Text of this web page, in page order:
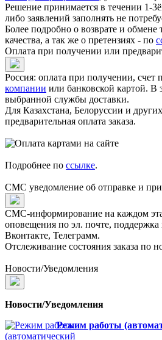
Решение принимается в течении 1-
либо заявлений заполнять не
Более подробно о возврате и обмене
качества, а так же о претензиях - по
Оплата при получении или
Россия: оплата при получении, счет
компании или банковской картой. В
выбранной службы доставки.
Для Казахстана, Белоруссии и
предварительная оплата заказа.
Подробнее по ссылке.
СМС уведомление об отправке и
СМС-информирование на каждом
оповещения по эл. почте, поддержка
Вконтакте, Телеграмм.
Отслеживание состояния заказа по
Новости/Уведомления
Новости/Уведомления
Режим работы